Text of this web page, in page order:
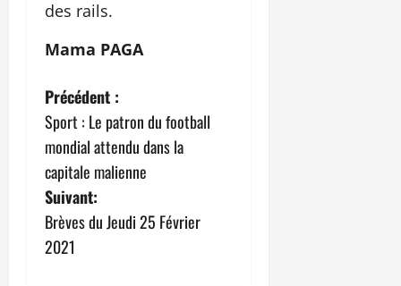
des rails.
Mama PAGA
N
a
v
i
g
Précédent :
Sport : Le patron du football
mondial attendu dans la
capitale malienne
Suivant:
Brèves du Jeudi 25 Février
2021